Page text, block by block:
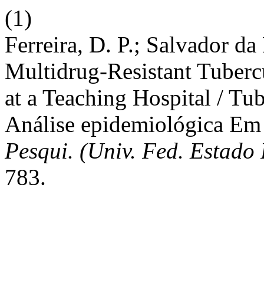
(1)
Ferreira, D. P.; Salvador
Multidrug-Resistant
at a Teaching Hospital /
Análise epidemiológica
Pesqui. (Univ. Fed.
783.